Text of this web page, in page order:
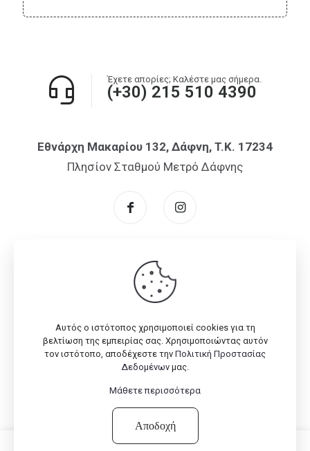
(+30) 215 510 4390
Έχετε απορίες; Καλέστε μας σήμερα.
Εθνάρχη Μακαρίου 132, Δάφνη, T.K. 17234
Πλησίον Σταθμού Μετρό Δάφνης
© 2026 Flex One Company
| All Rights Reserved | Powered
with
by myPA
Αυτός ο ιστότοπος χρησιμοποιεί cookies για τη
βελτίωση της εμπειρίας σας. Χρησιμοποιώντας αυτόν
τον ιστότοπο, αποδέχεστε την Πολιτική Προστασίας
Δεδομένων μας.
Μάθετε περισσότερα
Αποδοχή